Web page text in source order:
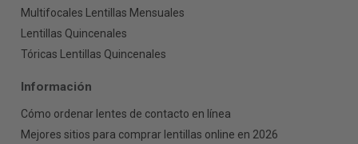
Multifocales Lentillas Mensuales
Lentillas Quincenales
Tóricas Lentillas Quincenales
Información
Cómo ordenar lentes de contacto en línea
Mejores sitios para comprar lentillas online en 2026